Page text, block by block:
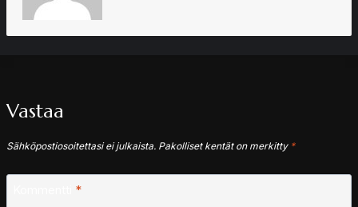
Vastaa
Sähköpostiosoitettasi ei julkaista. Pakolliset kentät on merkitty *
*